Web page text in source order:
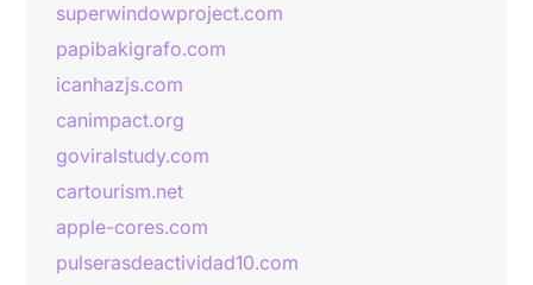
superwindowproject.com
papibakigrafo.com
icanhazjs.com
canimpact.org
goviralstudy.com
cartourism.net
apple-cores.com
pulserasdeactividad10.com